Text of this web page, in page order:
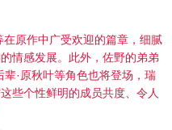
原作中广受欢迎的篇章，细腻
情感发展。此外，佐野的弟弟
·原秋叶等角色也将登场，瑞
些个性鲜明的成员共度、令人